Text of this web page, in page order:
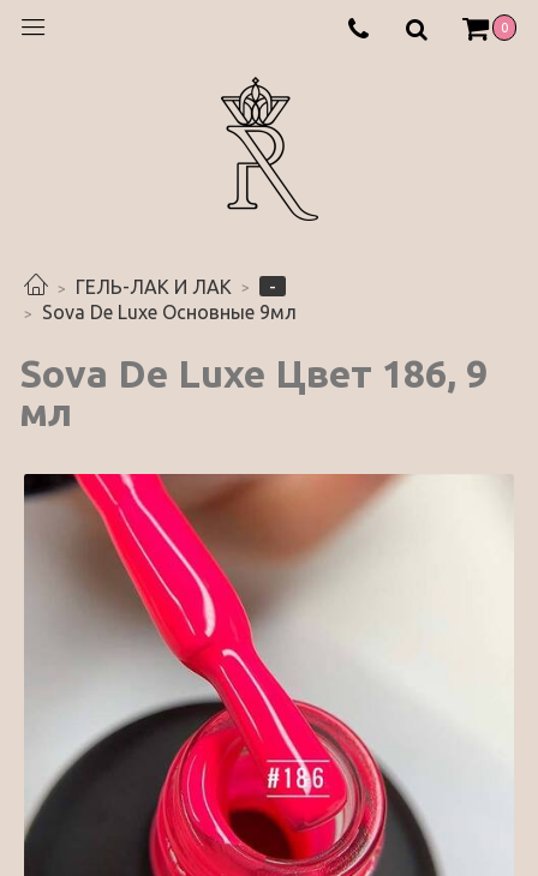
0
ГЕЛЬ-ЛАК И ЛАК
-
Sova De Luxe Основные 9мл
Sova De Luxe Цвет 186, 9
мл